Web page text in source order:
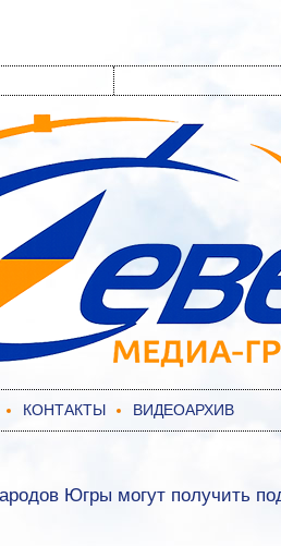
КОНТАКТЫ ВИДЕОАРХИВ
Югры могут получить